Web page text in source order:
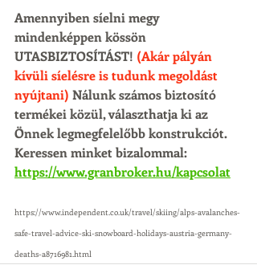
Amennyiben síelni megy
mindenképpen kössön
UTASBIZTOSÍTÁST! (Akár pályán
kívüli síelésre is tudunk megoldást
nyújtani) Nálunk számos biztosító
termékei közül, választhatja ki az
Önnek legmegfelelőbb konstrukciót.
Keressen minket bizalommal:
https://www.granbroker.hu/kapcsolat
https://www.independent.co.uk/travel/skiing/alps-avalanches-
safe-travel-advice-ski-snowboard-holidays-austria-germany-
deaths-a8716981.html